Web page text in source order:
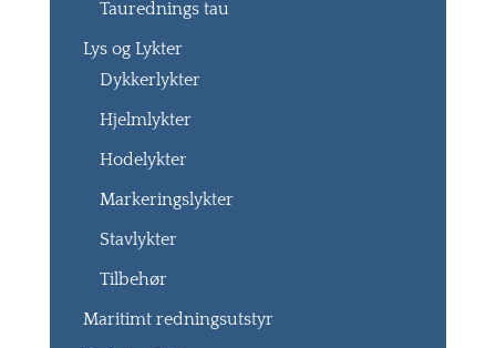
Taurednings tau
Lys og Lykter
Dykkerlykter
Hjelmlykter
Hodelykter
Markeringslykter
Stavlykter
Tilbehør
Maritimt redningsutstyr